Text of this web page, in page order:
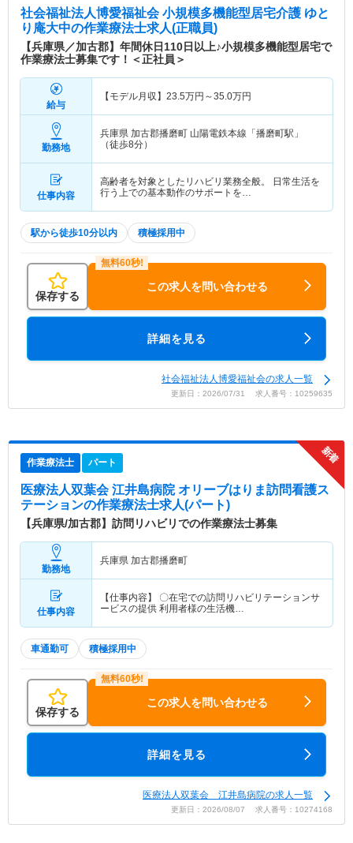
社会福祉法人博愛福祉会 小規模多機能型居宅介護 ゆと
り庵大中の作業療法士求人(正職員)
【兵庫県／加古郡】年間休日110日以上♪小規模多機能型居宅で
作業療法士募集です！＜正社員＞
給与
【モデル月収】 23.5万円～35.0万円
勤務地
兵庫県 加古郡播磨町 山陽電鉄本線「播磨町駅」
（徒歩8分）
仕事内容
高齢者を対象としたリハビリ業務全般。 日常生活を
行う上での基本動作のサポートを…
駅から徒歩10分以内 積極採用中
保存する
この求人を問い合わせる
詳細を見る
社会福祉法人博愛福祉会の求人一覧
更新日：2026/07/31 求人番号：10259635
作業療法士 パート
医療法人双葉会 江井島病院 オリーブはりま訪問看護ス
テーションの作業療法士求人(パート)
【兵庫県/加古郡】訪問リハビリでの作業療法士募集
勤務地
兵庫県 加古郡播磨町
仕事内容
【仕事内容】 〇在宅での訪問リハビリテーションサ
ービスの提供 利用者様の生活機…
車通勤可 積極採用中
保存する
この求人を問い合わせる
詳細を見る
医療法人双葉会 江井島病院の求人一覧
更新日：2026/08/07 求人番号：10274168